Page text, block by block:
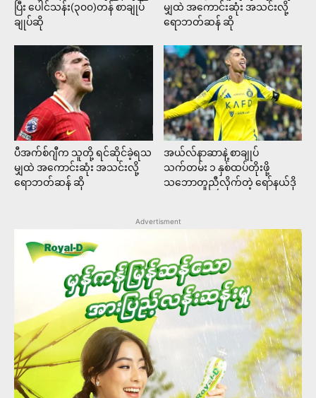
ပြီး ပေါင်သန်း(၃၀၀)တန် စာချုပ်
ချုပ်ဆို
မျှထဲ အကောင်းဆုံး အသင်းလို့
ရောဘတ်ဆန် ဆို
ပီအက်စ်ဂျီက သူတို့ ရင်ဆိုင်ခဲ့ရသ
မျှထဲ အကောင်းဆုံး အသင်းလို့
ရောဘတ်ဆန် ဆို
အယ်လ်နာဆာနဲ့ စာချုပ်
သက်တမ်း ၁ နှစ်ထပ်တိုးဖို့
သဘောတူညီလိုက်တဲ့ ရော်နယ်ဒို
Advertisment